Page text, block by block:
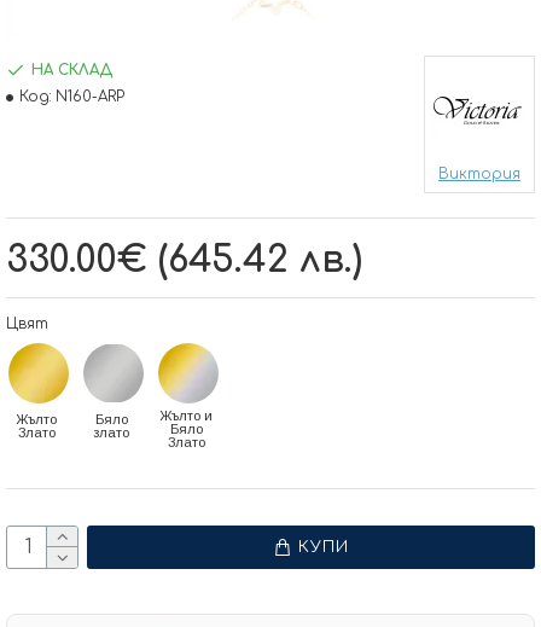
330.00€ (645.42 лв.)
НА СКЛАД
Код: N160-ARP
Виктория
Цвят
Жълто
Злато
Бяло
злато
Жълто и
Бяло
Злато
КУПИ